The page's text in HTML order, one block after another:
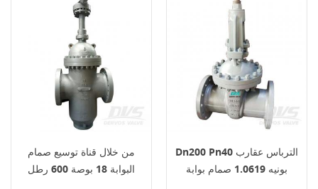
من خلال قناة توسيع صمام
البوابة 18 بوصة 600 رطل
Dn200 Pn40 الترباس عقارب
بونيه 1.0619 صمام بوابة